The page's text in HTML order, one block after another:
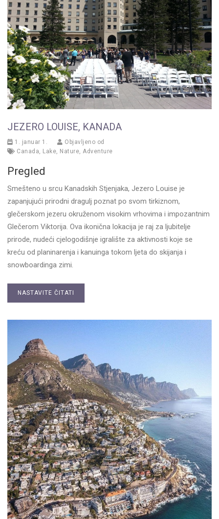
JEZERO LOUISE, KANADA
1. januar 1.
Objavljeno od
Canada, Lake, Nature, Adventure
Pregled
Smešteno u srcu Kanadskih Stjenjaka, Jezero Louise je
zapanjujući prirodni dragulj poznat po svom tirkiznom,
glečerskom jezeru okruženom visokim vrhovima i impozantnim
Glečerom Viktorija. Ova ikonična lokacija je raj za ljubitelje
prirode, nudeći cjelogodišnje igralište za aktivnosti koje se
kreću od planinarenja i kanuinga tokom ljeta do skijanja i
snowboardinga zimi.
NASTAVITE ČITATI